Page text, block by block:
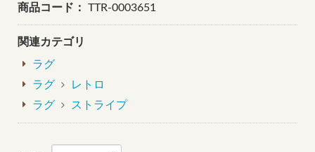
商品コード： TTR-0003651
関連カテゴリ
ラグ
ラグ
レトロ
ラグ
ストライプ